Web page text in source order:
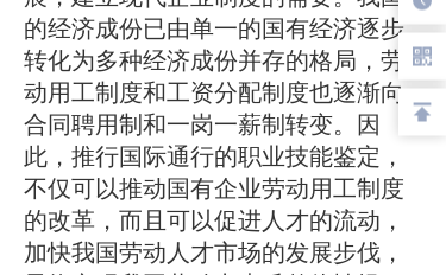
的经济成份已由单一的国有经济逐步
转化为多种经济成份并存的格局，劳
动用工制度和工资分配制度也逐渐向
合同聘用制和一岗一薪制转变。因
此，推行国际通行的职业技能鉴定，
不仅可以推动国有企业劳动用工制度
的改革，而且可以促进人才的流动，
加快我国劳动人才市场的发展步伐，